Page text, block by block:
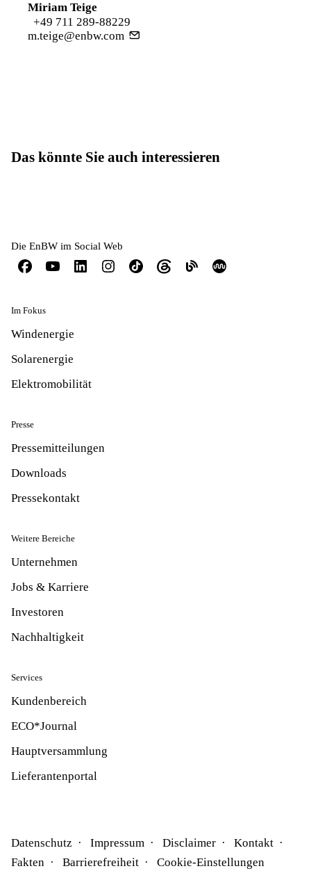
Miriam Teige
+49 711 289-88229
m.teige@enbw.com
Das könnte Sie auch interessieren
Die EnBW im Social Web
Im Fokus
Windenergie
Solarenergie
Elektromobilität
Presse
Pressemitteilungen
Downloads
Pressekontakt
Weitere Bereiche
Unternehmen
Jobs & Karriere
Investoren
Nachhaltigkeit
Services
Kundenbereich
ECO*Journal
Hauptversammlung
Lieferantenportal
Datenschutz Impressum Disclaimer
Kontakt
Fakten
Barrierefreiheit Cookie-Einstellungen